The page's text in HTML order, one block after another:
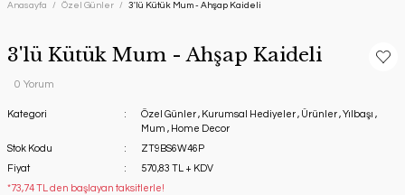
Anasayfa Özel Günler 3'lü Kütük Mum - Ahşap Kaideli
3'lü Kütük Mum - Ahşap Kaideli
0 Yorum
Kategori Özel Günler , Kurumsal Hediyeler , Ürünler ,Yılbaşı ,
Mum , Home Decor
Stok Kodu
ZT9BS6W46P
Fiyat
570,83 TL + KDV
*73,74 TL den başlayan taksitlerle!